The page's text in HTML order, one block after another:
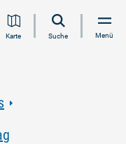
Karte Suche Menü